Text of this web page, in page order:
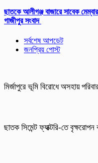
ছাতকে আলীগঞ্জ বাজারে সাবেক
গাজীপুর সংবাদ
সর্বশেষ আপডেট
জনপ্রিয় পোস্ট
মির্জাপুরে ভূমি বিরোধে অসহায়
ছাতক সিমেন্ট ফ্যাক্টরি-তে